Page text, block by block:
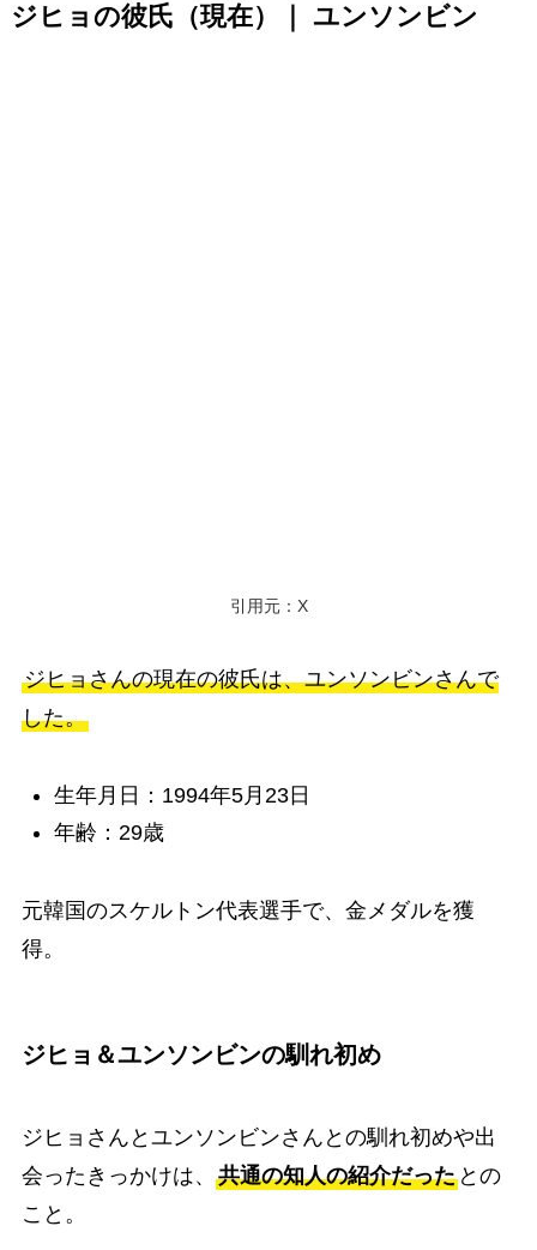
ジヒョの彼氏（現在）｜ ユンソンビン
引用元：X
ジヒョさんの現在の彼氏は、ユンソンビンさんで
した。
生年月日：1994年5月23日
年齢：29歳
元韓国のスケルトン代表選手で、金メダルを獲
得。
ジヒョ＆ユンソンビンの馴れ初め
ジヒョさんとユンソンビンさんとの馴れ初めや出
会ったきっかけは、 共通の知人の紹介だったとの
こと。